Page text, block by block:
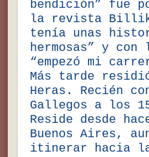
bendición” fue
la revista
tenía unas
hermosas” y
“empezó mi
Más tarde
Heras. Recién
Gallegos a los
Reside desde
Buenos Aires,
itinerar hacia